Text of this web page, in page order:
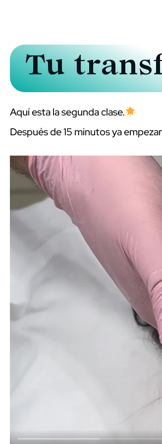
Tu
Aquí esta la segunda clase.
Después de 15 minutos ya